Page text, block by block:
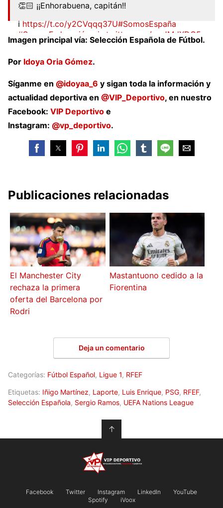
👏🏻 ¡¡Enhorabuena, capitán!!
ℹ️ https://t.co/y2CVqqq37U#SomosEspaña
#SomosFederación
pic.twitter.com/wzJMdXDO5p
(@SEFutbol)March 31, 2021
Imagen principal vía: Selección Española de Fútbol.
Por Idoya Oria Gómez.
Síganme en @idoyaa_6 y sigan toda la información y
actualidad deportiva en @VIP_Deportivo, en nuestro
Facebook: VIP Deportivo e
Instagram: @vp_deportivo.
Publicaciones relacionadas
El Manchester City
rechaza la primera
oferta del Barcelona por
Rodri
Mastantuono cedido a la
Fiorentina
Deja un comentario
Categorías: Fútbol Español, Ligue 1, RFEF
Etiquetas: Iñigo Martínez, Laporte, Luis Enrique, PSG, RFEF,
Selección Española, Sergio Ramos, UEFA Nations League
↑
Facebook Twitter Instagram LinkedIn
YouTube
Spotify
iVoox